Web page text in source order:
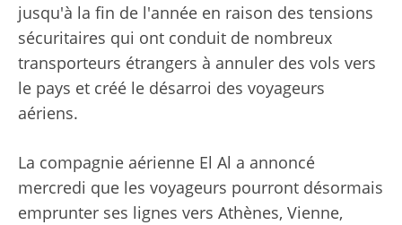
jusqu'à la fin de l'année en raison des tensions
sécuritaires qui ont conduit de nombreux
transporteurs étrangers à annuler des vols vers
le pays et créé le désarroi des voyageurs
aériens.
La compagnie aérienne El Al a annoncé
mercredi que les voyageurs pourront désormais
emprunter ses lignes vers Athènes, Vienne,